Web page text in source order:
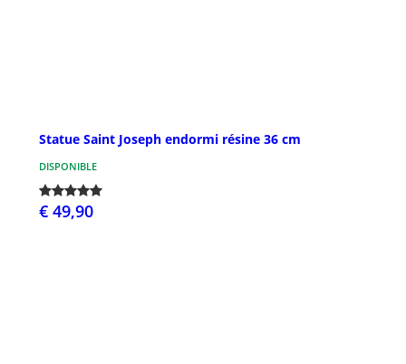
Statue Saint Joseph endormi résine 36 cm
DISPONIBLE
€ 49,90